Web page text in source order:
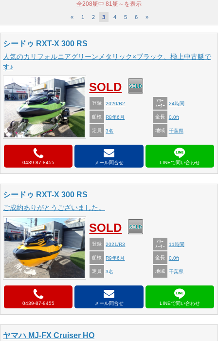
全208艇中 81艇～を表示
« 1 2 3 4 5 6 »
シードゥ RXT-X 300 RS
人気のカリフォルニアグリーンメタリック×ブラック、極上中古艇で
す♪
SOLD
登録 2020/R2
ｱﾜｰ
ﾒｰﾀｰ
24時間
船検 R8年6月 全長 0.0ft
定員 3名 地域 千葉県
0439-87-8455 メール問合せ
シードゥ RXT-X 300 RS
ご成約ありがとうございました。
SOLD
登録 2021/R3
ｱﾜｰ
ﾒｰﾀｰ
11時間
船検 R9年6月 全長 0.0ft
定員 3名 地域 千葉県
0439-87-8455 メール問合せ
ヤマハ MJ-FX Cruiser HO